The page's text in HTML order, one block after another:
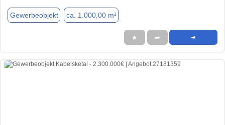
Gewerbeobjekt ca. 1.000,00 m²
★ ➦ ➜